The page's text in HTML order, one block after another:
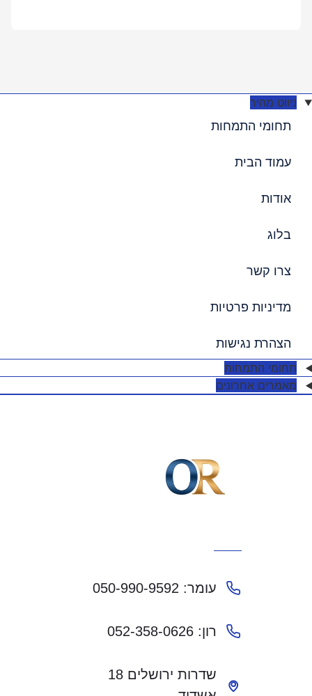
ניווט מהיר
תחומי התמחות
עמוד הבית
אודות
בלוג
צרו קשר
מדיניות פרטיות
הצהרת נגישות
תחומי התמחות
מאמרים אחרונים
עומר: 050-990-9592
רון: 052-358-0626
שדרות ירושלים 18